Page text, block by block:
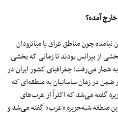
آمده؟
نیامده چون مناطق عراق یا میانرودان
از بیزانس بودند تا زمانی که بخشی
شمار می‌رفت؛ جغرافیای کشور ایران در
ضمن در زمان ساسانیان به منطقه‌ای که
گفته می‌شد که اکثراً از عرب‌های
منطقه شبه‌جزیره «عرب» گفته می‌شد و